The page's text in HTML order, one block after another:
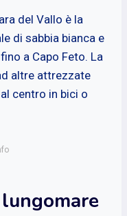
del Vallo è la
di sabbia bianca e
a Capo Feto. La
altre attrezzate
centro in bici o